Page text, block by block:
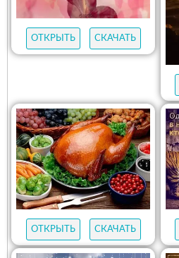
ОТКРЫТЬ СКАЧАТЬ
ОТКРЫТЬ СКАЧАТЬ